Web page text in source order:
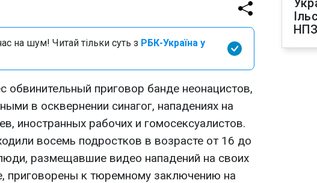
на шум! Читай тільки суть з РБК-Україна у
обвинительный приговор банде неонацистов,
в осквернении синагог, нападениях на
иностранных рабочих и гомосексуалистов.
восемь подростков в возрасте от 16 до
размещавшие видео нападений на своих
приговорены к тюремному заключению на